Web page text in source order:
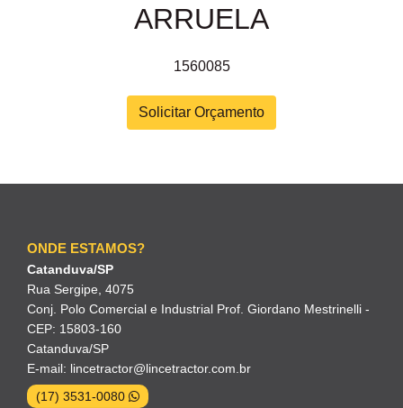
ARRUELA
1560085
Solicitar Orçamento
ONDE ESTAMOS?
Catanduva/SP
Rua Sergipe, 4075
Conj. Polo Comercial e Industrial Prof. Giordano Mestrinelli -
CEP: 15803-160
Catanduva/SP
E-mail: lincetractor@lincetractor.com.br
(17) 3531-0080